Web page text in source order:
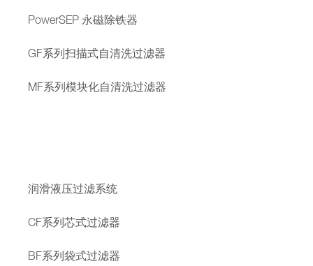
PowerSEP 永磁除铁器
GF系列扫描式自清洗过滤器
MF系列模块化自清洗过滤器
润滑液压过滤系统
CF系列芯式过滤器
BF系列袋式过滤器